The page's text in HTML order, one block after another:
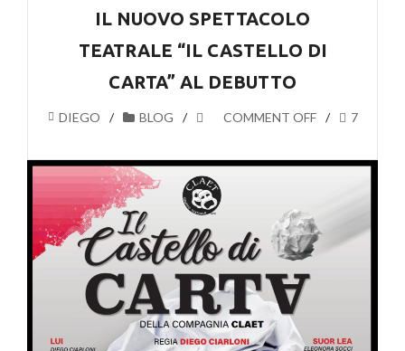
IL NUOVO SPETTACOLO
TEATRALE “IL CASTELLO DI
CARTA” AL DEBUTTO
DIEGO BLOG COMMENT OFF 7